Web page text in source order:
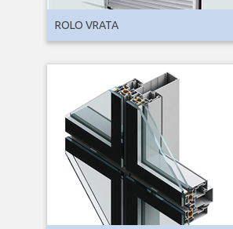
ROLO VRATA